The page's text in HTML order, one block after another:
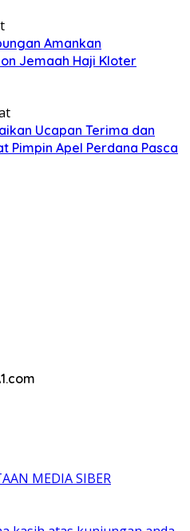
Amankan
Jemaah Haji Kloter
Ucapan Terima dan
Pimpin Apel Perdana Pasca
MEDIA SIBER